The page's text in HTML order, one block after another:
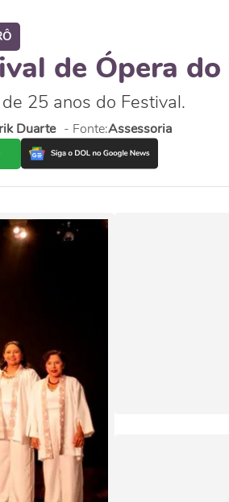
de Ópera
25 anos do Festival.
Duarte - Fonte:Assessoria